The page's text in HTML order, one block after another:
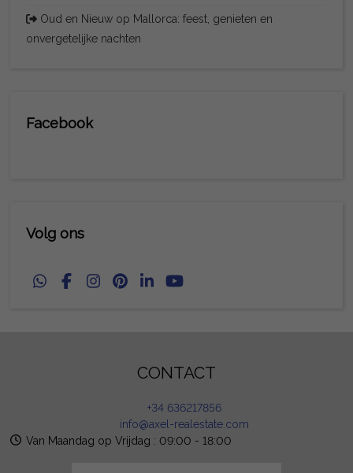
Oud en Nieuw op Mallorca: feest, genieten en
onvergetelijke nachten
Facebook
Volg ons
CONTACT
+34 636217856
info@axel-realestate.com
Van Maandag op Vrijdag : 09:00 - 18:00